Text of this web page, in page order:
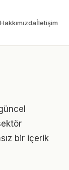
Hakkımızdaİletişim
bir içerik